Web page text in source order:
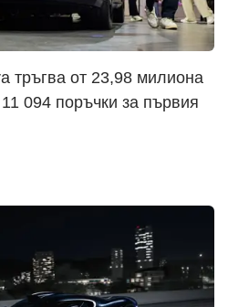
тръгва от 23,98 милиона
094 поръчки за първия